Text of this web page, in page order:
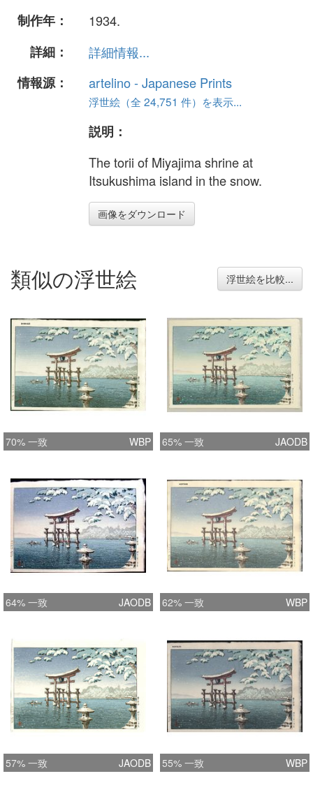
制作年：
1934.
詳細：
詳細情報...
情報源：
artelino - Japanese Prints
浮世絵（全 24,751 件）を表示...
説明：
The torii of Miyajima shrine at
Itsukushima island in the snow.
画像をダウンロード
類似の浮世絵 浮世絵を比較...
70% 一致 WBP 65% 一致 JAODB
64% 一致 JAODB 62% 一致 WBP
57% 一致 JAODB 55% 一致 WBP